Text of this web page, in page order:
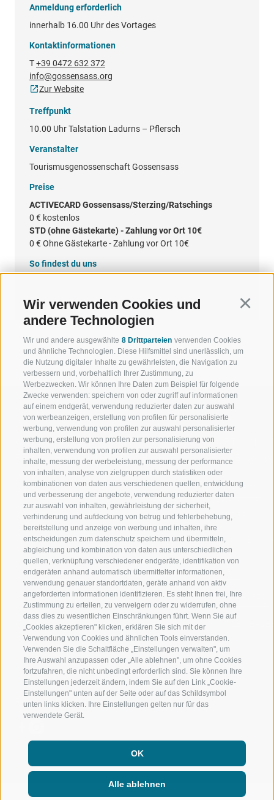
Wir verwenden Cookies und
andere Technologien
Wir und andere ausgewählte 8 Drittparteien verwenden Cookies
und ähnliche Technologien. Diese Hilfsmittel sind unerlässlich, um
die Nutzung digitaler Inhalte zu gewährleisten, die Navigation zu
verbessern und, vorbehaltlich Ihrer Zustimmung, zu
Werbezwecken. Wir können Ihre Daten zum Beispiel für folgende
Zwecke verwenden: speichern von oder zugriff auf informationen
auf einem endgerät, verwendung reduzierter daten zur auswahl
von werbeanzeigen, erstellung von profilen für personalisierte
werbung, verwendung von profilen zur auswahl personalisierter
werbung, erstellung von profilen zur personalisierung von
inhalten, verwendung von profilen zur auswahl personalisierter
inhalte, messung der werbeleistung, messung der performance
von inhalten, analyse von zielgruppen durch statistiken oder
kombinationen von daten aus verschiedenen quellen, entwicklung
und verbesserung der angebote, verwendung reduzierter daten
zur auswahl von inhalten, gewährleistung der sicherheit,
verhinderung und aufdeckung von betrug und fehlerbehebung,
bereitstellung und anzeige von werbung und inhalten, ihre
entscheidungen zum datenschutz speichern und übermitteln,
abgleichung und kombination von daten aus unterschiedlichen
quellen, verknüpfung verschiedener endgeräte, identifikation von
endgeräten anhand automatisch übermittelter informationen,
verwendung genauer standortdaten, geräte anhand von aktiv
angeforderten informationen identifizieren. Es steht Ihnen frei, Ihre
Zustimmung zu erteilen, zu verweigern oder zu widerrufen, ohne
dass dies zu wesentlichen Einschränkungen führt. Wenn Sie auf
„Cookies akzeptieren" klicken, erklären Sie sich mit der
Verwendung von Cookies und ähnlichen Tools einverstanden.
Verwenden Sie die Schaltfläche „Einstellungen verwalten", um
Ihre Auswahl anzupassen oder „Alle ablehnen", um ohne Cookies
fortzufahren, die nicht unbedingt erforderlich sind. Sie können Ihre
Einstellungen jederzeit ändern, indem Sie auf den Link „Cookie-
Einstellungen" unten auf der Seite oder auf das Schildsymbol
unten links klicken. Ihre Einstellungen gelten nur für das
verwendete Gerät.
OK
Alle ablehnen
Anmeldung erforderlich
innerhalb 16.00 Uhr des Vortages
Kontaktinformationen
T+39 0472 632 372
info@gossensass.org
Zur Website
Treffpunkt
10.00 Uhr Talstation Ladurns – Pflersch
Veranstalter
Tourismusgenossenschaft Gossensass
Preise
ACTIVECARD Gossensass/Sterzing/Ratschings
0 € kostenlos
STD (ohne Gästekarte) - Zahlung vor Ort 10€
0 € Ohne Gästekarte - Zahlung vor Ort 10€
So findest du uns
WILLKOMMEN IN DER
FERIENREGION RATSCHINGS
JAUFENTAL
RATSCHINGS
RIDNAUNTAL
BERGBAHNEN
SKISCHULE RATSCHINGS
LUISL'S SKISCHULE IN RATSCHINGS
SPORT UND
MENGE
SKIFAHREN
WANDERN
HOCHALPINE
BIKEN
LANGLAUFEN
FOLGE UNS AUF SOCIAL MEDIA